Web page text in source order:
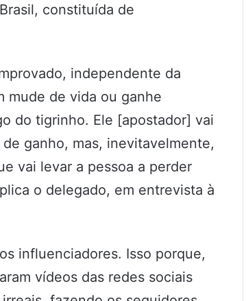
constituída de
independente da
mude de vida ou ganhe
do tigrinho. Ele [apostador] vai
ganho, mas, inevitavelmente,
vai levar a pessoa a perder
o delegado, em entrevista à
influenciadores. Isso porque,
vídeos das redes sociais